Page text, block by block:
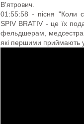
В'ятрович.
01:55:58 - пісня "Коли
SPIV BRATIV - це їх
фельдшерам,
які першими приймають